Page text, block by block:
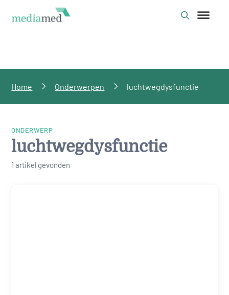
Home Onderwerpen luchtwegdysfunctie
ONDERWERP
luchtwegdysfunctie
1 artikel gevonden